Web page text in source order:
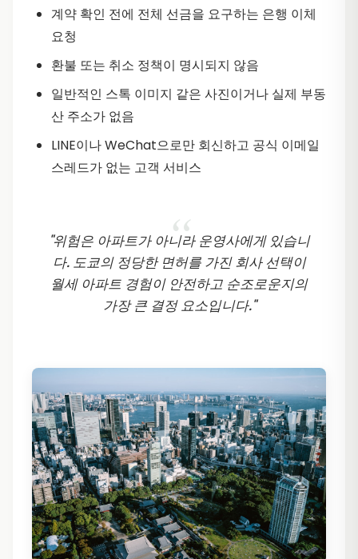
계약 확인 전에 전체 선금을 요구하는 은행 이체
요청
환불 또는 취소 정책이 명시되지 않음
일반적인 스톡 이미지 같은 사진이거나 실제 부동
산 주소가 없음
LINE이나 WeChat으로만 회신하고 공식 이메일
스레드가 없는 고객 서비스
"위험은 아파트가 아니라 운영사에게 있습니
다. 도쿄의 정당한 면허를 가진 회사 선택이
월세 아파트 경험이 안전하고 순조로운지의
가장 큰 결정 요소입니다."